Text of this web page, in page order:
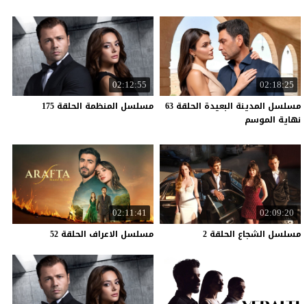
02:18:25
مسلسل المدينة البعيدة الحلقة 63
نهاية الموسم
02:12:55
مسلسل المنظمة الحلقة 175
02:09:20
مسلسل الشجاع الحلقة 2
02:11:41
مسلسل الاعراف الحلقة 52